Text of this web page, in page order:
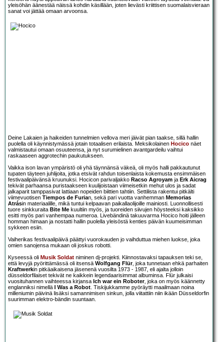
yleisöhän äänestää näissä kohdin käsillään, joten lievästi kriittisen suomalaisvieraan
sanat voi jättää omaan arvoonsa.
Deine Lakaien ja haikeiden tunnelmien vellova meri jäivät pian taakse, sillä hallin
puolella oli käynnistymässä jotain totaalisen erilaista. Meksikolainen Hocico näet
valmistautui omaan osuuteensa, ja nyt surumielinen avantgardeilu vaihtui
raskaaseen aggrotechin paukutukseen.
Vaikka ison lavan ympäristö oli yhä täynnänsä väkeä, oli myös halli pakkautunut
tupaten täyteen juhlijoita, jotka etsivät rahdun toisenlaista kokemusta ensimmäisen
festivaalipäivänsä kruunuksi. Hocicon parivaljakko Racso Agroyam ja Erk Aicrag
tekivät parhaansa puristaakseen kuulijoistaan viimeisetkin mehut ulos ja sadat
jalkaparit tamppasivat lattiaan nopeiden biittien tahtiin. Settilista rakentui pitkälti
viimevuotisen Tiempos de Furian, sekä pari vuotta vanhemman Memorias
Atrásin materiaalille, mikä tuntui kelpaavan paikallaolijoille mainiosti. Luonnollisesti
tuore sinkkuraita Bite Me kuultiin myös, ja tuoreiden siivujen höysteeksi kaksikko
esitti myös pari vanhempaa numeroa. Livebändinä takuuvarma Hocico hoiti jälleen
homman himaan ja nostatti hallin puolella yleisöstä kenties päivän kuumeisimman
sykkeen esiin.
Vaiherikas festivaalipäivä päättyi vuorokauden jo vaihduttua miehen luokse, joka
omien sanojensa mukaan oli joskus robotti.
Kyseessä oli Musik Soldat niminen dj-projekti. Kiinnostavaksi tapauksen teki se,
että levyjä pyörittämässä oli itsensä Wolfgang Flür, joka tunnetaan ehkä parhaiten
Kraftwerkin pitkäaikaisena jäsenenä vuosilta 1973 - 1987, eli ajalta jolloin
düsseldorfilaiset tekivät ne kaikkein legendaarisimmat albuminsa. Flür julkaisi
vuosituhannen vaihteessa kirjansa Ich war ein Roboter, joka on myös käännetty
englanniksi nimellä
I Was a Robot. Tiskijukkamme pyöräytti maailmaan noina
milleniumin päivinä lisäksi samannimisen sinkun, jolla viitattiin niin ikään Düsseldorfin
suurimman elektro-bändin suuntaan.